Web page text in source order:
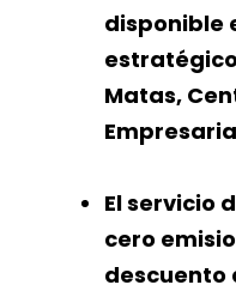
disponible
Matas,
El servicio
cero
descuento